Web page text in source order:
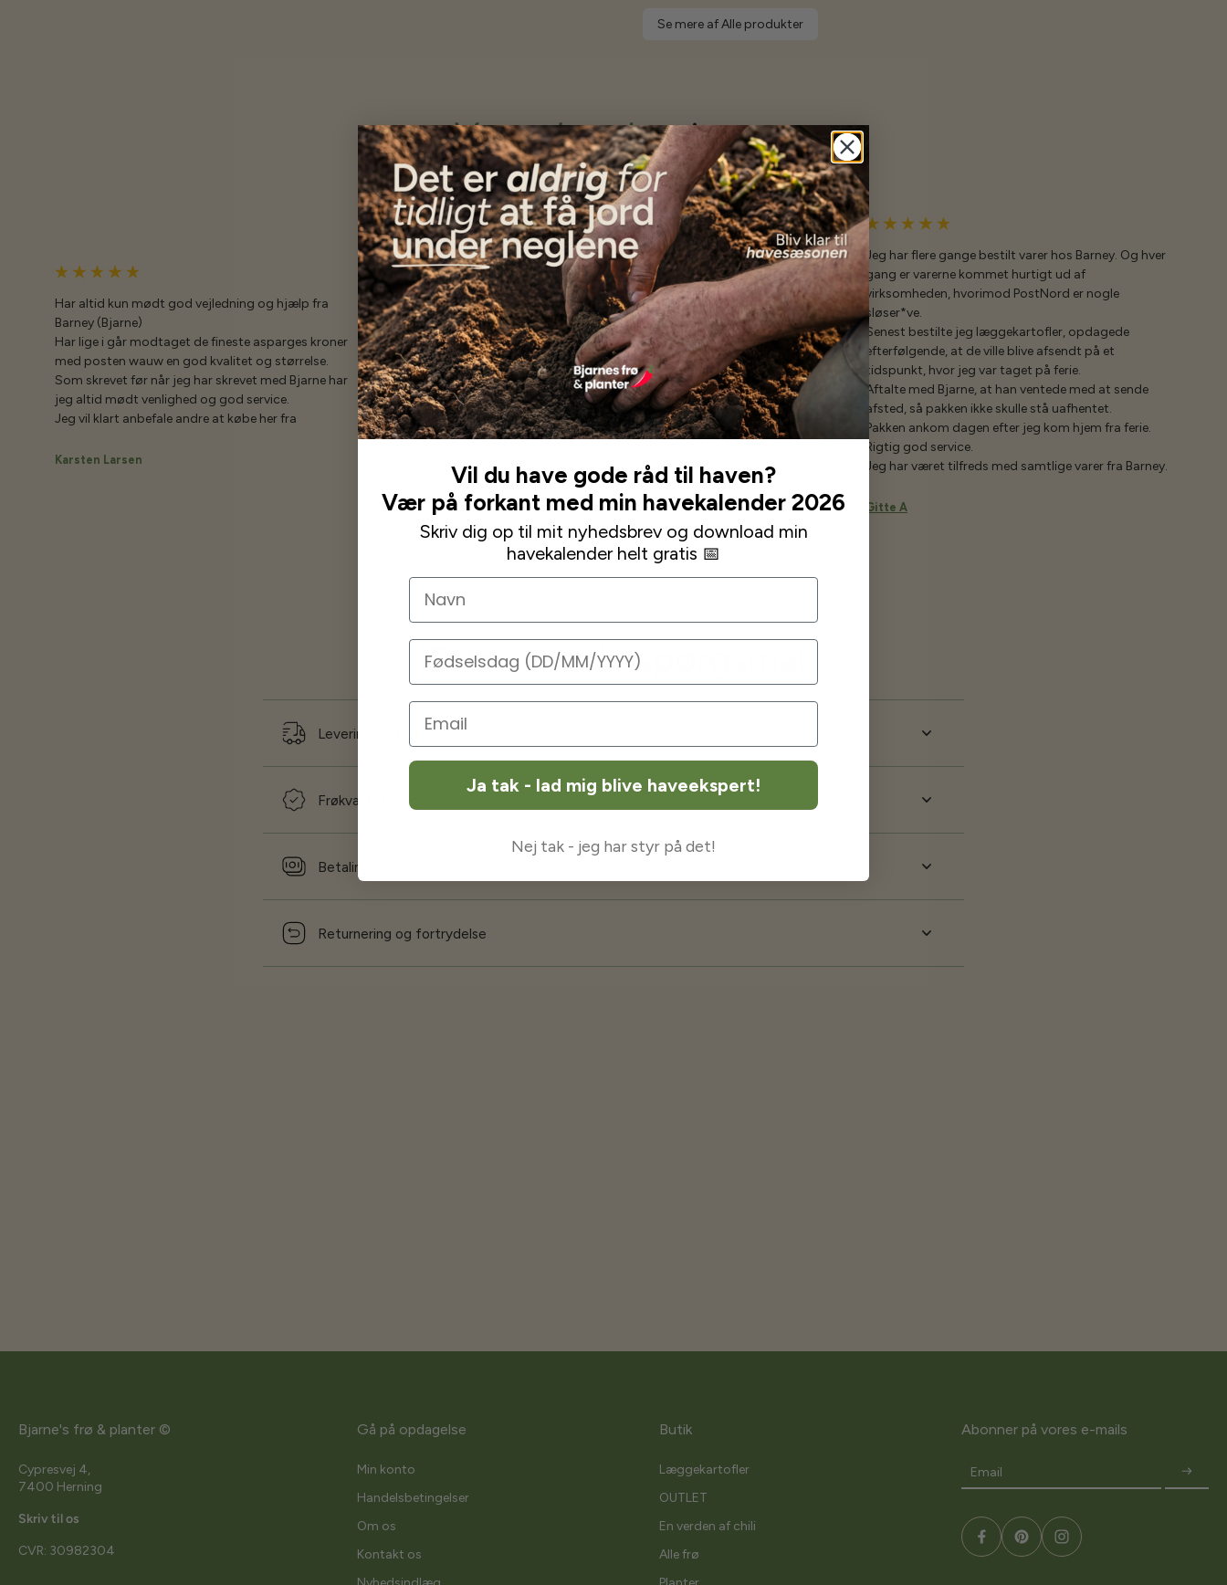
Se mere af Alle produkter
Vores kundersiger...
Har altid kun mødt god vejledning og hjælp fra
Barney (Bjarne)
Har lige i går modtaget de fineste asparges kroner
med posten wauw en god kvalitet og størrelse.
Som skrevet før når jeg har skrevet med Bjarne har
jeg altid mødt venlighed og god service.
Jeg vil klart anbefale andre at købe her fra
Karsten Larsen
Alle frøene er endnu ikke i jorden, men kundeservice
var ud over alle forventninger. Varerne blev afsendt
med det samme, og da noget manglede eftersendte
de det med det samme, selvom jeg havde skrevet, at
det ikke var nødvendigt. Endda vedlagt en venlig
hilsen og ekstra “gave” (tusinde tak!). Alle mine mails
blev besvaret indenfor meget få timer.
Deres sortiment er bredt og man finder næsten alt.
Leaa
Jeg har flere gange bestilt varer hos Barney. Og hver
gang er varerne kommet hurtigt ud af
virksomheden, hvorimod PostNord er nogle
sløser*ve.
Senest bestilte jeg læggekartofler, opdagede
efterfølgende, at de ville blive afsendt på et
tidspunkt, hvor jeg var taget på ferie.
Aftalte med Bjarne, at han ventede med at sende
afsted, så pakken ikke skulle stå uafhentet.
Pakken ankom dagen efter jeg kom hjem fra ferie.
Rigtig god service.
Jeg har været tilfreds med samtlige varer fra Barney.
Gitte A
Ofte stillede spørgsmål
Levering og forsendelse
Frøkvalitet og garanti
Betaling og priser
Returnering og fortrydelse
Bjarne's frø & planter ©
Cypresvej 4,
7400 Herning
Skriv til os
CVR: 30982304
Gå på opdagelse
Min konto
Handelsbetingelser
Om os
Kontakt os
Butik
Læggekartofler
OUTLET
En verden af chili
Alle frø
Abonner på vores e-mails
Email
Vil du have gode råd til haven?
Vær på forkant med min havekalender 2026
Skriv dig op til mit nyhedsbrev og download min
havekalender helt gratis 📅
Navn
Fødselsdag
Ja tak - lad mig blive haveekspert!
Nej tak - jeg har styr på det!